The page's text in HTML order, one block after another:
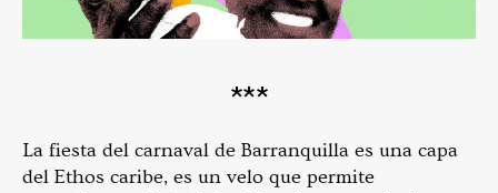
***
La fiesta del carnaval de Barranquilla es una capa
del Ethos caribe, es un velo que permite